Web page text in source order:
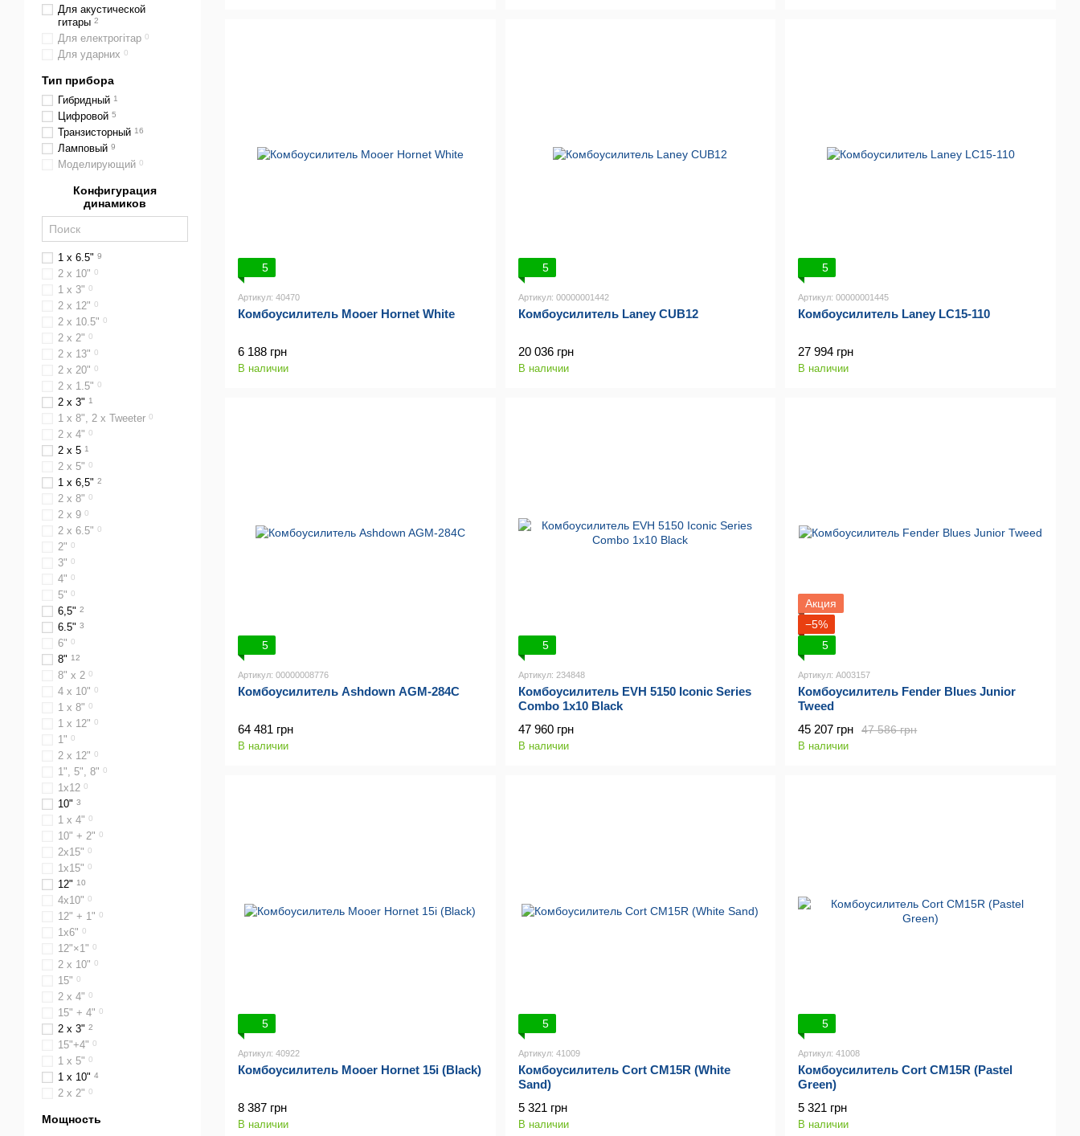
5
Артикул: 40470
Комбоусилитель Mooer Hornet White
6 188 грн
В наличии
5
Артикул: 00000001442
Комбоусилитель Laney CUB12
20 036 грн
В наличии
5
Артикул: 00000001445
Комбоусилитель Laney LC15-110
27 994 грн
В наличии
5
Артикул: 00000008776
Комбоусилитель Ashdown AGM-284C
64 481 грн
В наличии
5
Артикул: 234848
Комбоусилитель EVH 5150 Iconic Series
Combo 1x10 Black
47 960 грн
В наличии
Акция
−5%
5
Артикул: A003157
Комбоусилитель Fender Blues Junior
Tweed
47 586 грн
45 207 грн
В наличии
5
Артикул: 40922
Комбоусилитель Mooer Hornet 15i (Black)
8 387 грн
В наличии
5
Артикул: 41009
Комбоусилитель Cort CM15R (White
Sand)
5 321 грн
В наличии
5
Артикул: 41008
Комбоусилитель Cort CM15R (Pastel
Green)
5 321 грн
В наличии
Для акустической
гитары 2
Для електрогітар 0
Для ударних 0
Тип прибора
Гибридный 1
Цифровой 5
Транзисторный 16
Ламповый 9
Моделирующий 0
Конфигурация
динамиков
1 x 6.5" 9
2 х 10" 0
1 x 3" 0
2 х 12" 0
2 x 10.5" 0
2 х 2" 0
2 x 13" 0
2 х 20" 0
2 x 1.5" 0
2 х 3" 1
1 x 8", 2 x Tweeter 0
2 х 4" 0
2 x 5 1
2 х 5" 0
1 x 6,5" 2
2 х 8" 0
2 х 9 0
2 x 6.5" 0
2" 0
3" 0
4" 0
5" 0
6,5" 2
6.5" 3
6" 0
8" 12
8" х 2 0
4 x 10" 0
1 x 8" 0
1 x 12" 0
1" 0
2 x 12" 0
1", 5", 8" 0
1x12 0
10" 3
1 x 4" 0
10" + 2" 0
2х15" 0
1х15" 0
12" 10
4х10" 0
12" + 1" 0
1х6" 0
12"×1" 0
2 x 10" 0
15" 0
2 x 4" 0
15" + 4" 0
2 x 3" 2
15"+4" 0
1 x 5" 0
1 x 10" 4
2 x 2" 0
Мощность